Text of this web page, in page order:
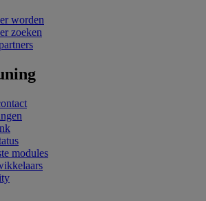
worden
zoeken
modules